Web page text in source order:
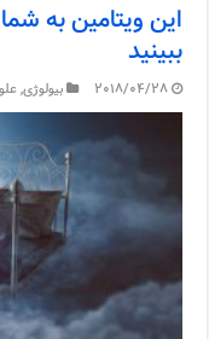
این ویتامین به
ببینید
2018/04/28 بیولوژی,